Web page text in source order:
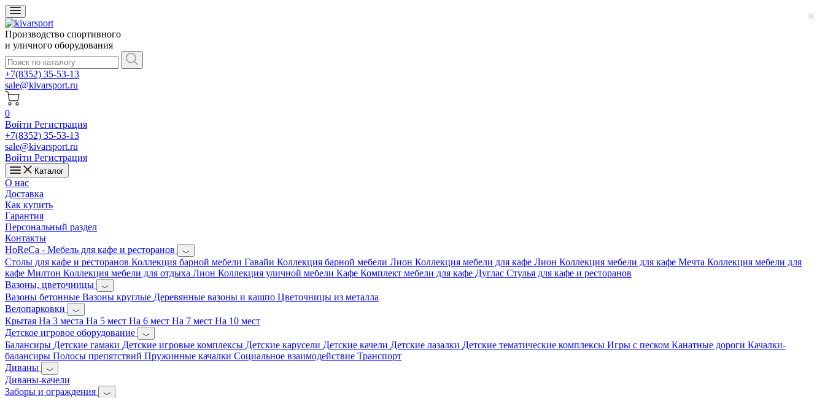
Производство спортивного
и уличного оборудования
+7(8352) 35-53-13
sale@kivarsport.ru
0
Войти Регистрация
+7(8352) 35-53-13
sale@kivarsport.ru
Войти Регистрация
Каталог
О нас
Доставка
Как купить
Гарантия
Персональный раздел
Контакты
HoReCa - Мебель для кафе и ресторанов
Cтолы для кафе и ресторанов Коллекция барной мебели Гавайи Коллекция барной мебели Лион Коллекция мебели для кафе Лион Коллекция мебели для кафе Мечта Коллекция мебели для
кафе Милтон Коллекция мебели для отдыха Лион Коллекция уличной мебели Кафе Комплект мебели для кафе Дуглас Стулья для кафе и ресторанов
Вазоны, цветочницы
Вазоны бетонные Вазоны круглые Деревянные вазоны и кашпо Цветочницы из металла
Велопарковки
Крытая На 3 места На 5 мест На 6 мест На 7 мест На 10 мест
Детское игровое оборудование
Балансиры Детские гамаки Детские игровые комплексы Детские карусели Детские качели Детские лазалки Детские тематические комплексы Игры с песком Канатные дороги Качалки-
балансиры Полосы препятствий Пружинные качалки Социальное взаимодействие Транспорт
Диваны
Диваны-качели
Заборы и ограждения